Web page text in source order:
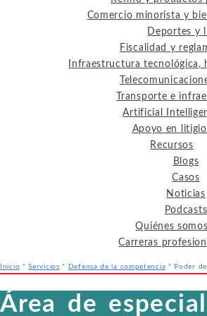
Comercio minorista y
Deportes y
Fiscalidad y
Infraestructura tecnológica,
Transporte e
Artificial
Apoyo en
Recursos
Blogs
Casos
Noticias
Podcasts
Quiénes somos
Carreras
Inicio "Servicios " Defensa de la competencia " Poder
Servicios
Industrias
Recursos
Área de